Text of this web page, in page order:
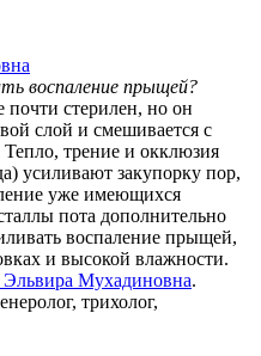
воспаление прыщей?
почти стерилен, но он
слой и смешивается с
трение и окклюзия
усиливают закупорку пор,
уже имеющихся
пота дополнительно
воспаление прыщей,
и высокой влажности.
Мухадиновна.
трихолог,